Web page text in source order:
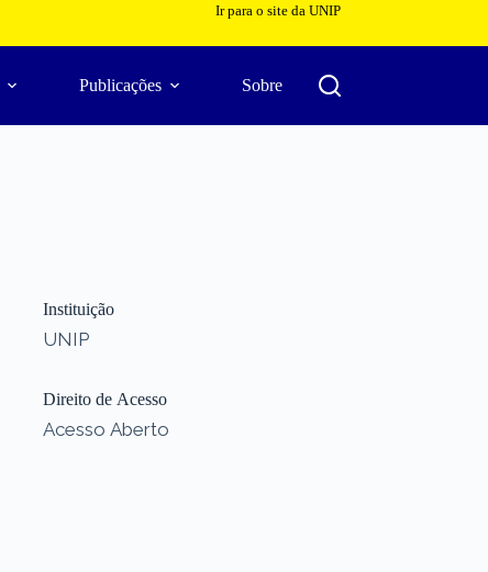
Ir para o site da UNIP
Publicações Sobre
Instituição
UNIP
Direito de Acesso
Acesso Aberto